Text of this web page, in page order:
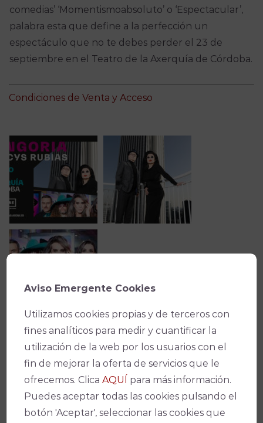
comedias’ ‘Momentismoabsoluto’ o ‘Espectacular’,
palabra esta que define a la perfección un
espectáculo que no te debes perder el 23 de
septiembre en el Teatro de la Axerquía de Córdoba.
Condiciones de Venta y Acceso
Ficha técnica
Teatro
Aviso Emergente Cookies
Utilizamos cookies propias y de terceros con
fines analíticos para medir y cuantificar la
utilización de la web por los usuarios con el
fin de mejorar la oferta de servicios que le
ofrecemos. ClicaAQUÍ
para más información.
Puedes aceptar todas las cookies pulsando el
botón 'Aceptar', seleccionar las cookies que